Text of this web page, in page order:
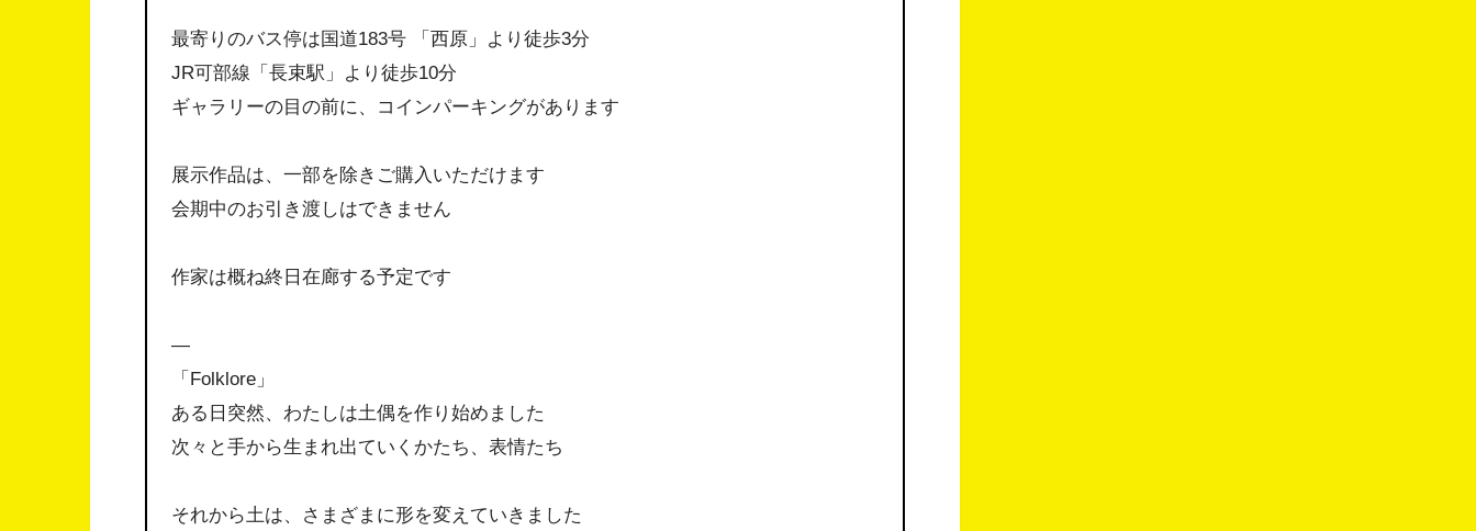
最寄りのバス停は国道183号 「西原」より徒歩3分
JR可部線「長束駅」より徒歩10分
ギャラリーの目の前に、コインパーキングがあります
展示作品は、一部を除きご購入いただけます
会期中のお引き渡しはできません
作家は概ね終日在廊する予定です
—
「Folklore」
ある日突然、わたしは土偶を作り始めました
次々と手から生まれ出ていくかたち、表情たち
それから土は、さまざまに形を変えていきました